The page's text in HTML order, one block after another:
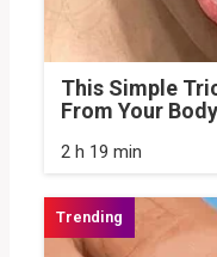
This Simple
From Your
2 h 19 min